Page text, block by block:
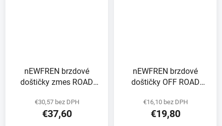
nEWFREN brzdové
doštičky zmes ROAD
ks v balení
€30,57 bez DPH
€37,60
nEWFREN brzdové
doštičky OFF ROAD
balení
€16,10 bez DPH
€19,80